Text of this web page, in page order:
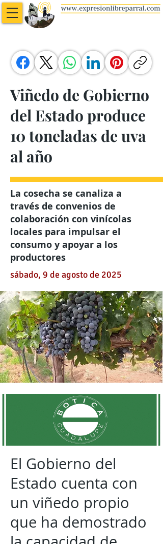
Viñedo de Gobierno
del Estado produce
10 toneladas de uva
al año
La cosecha se canaliza a
través de convenios de
colaboración con vinícolas
locales para impulsar el
consumo y apoyar a los
productores
sábado, 9 de agosto de 2025
El Gobierno del
Estado cuenta con
un viñedo propio
que ha demostrado